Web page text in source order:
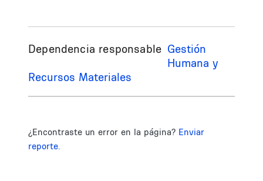
Dependencia responsable Gestión
Humana y
Recursos Materiales
¿Encontraste un error en la página? Enviar
reporte.